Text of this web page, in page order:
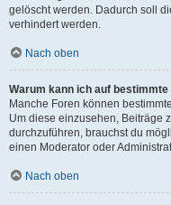
gelöscht werden. Dadurch soll
verhindert werden.
Nach oben
Warum kann ich auf
Manche Foren können
Um diese einzusehen, Beiträge
durchzuführen, brauchst du
einen Moderator oder
Nach oben